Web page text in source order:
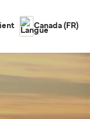
Canada (FR)